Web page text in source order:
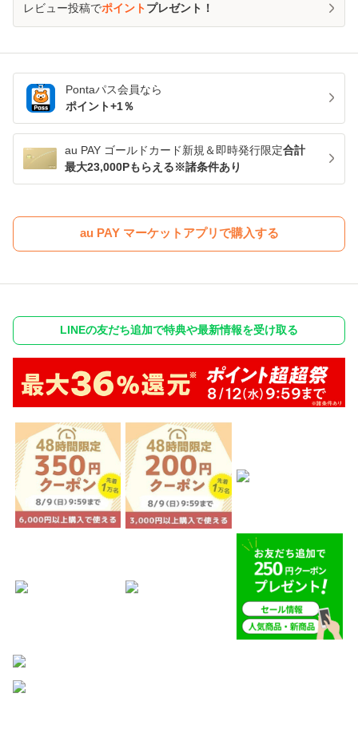
レビュー投稿でポイントプレゼント！
Pontaパス会員なら
ポイント+1％
au PAY ゴールドカード新規＆即時発行限定合計
最大23,000Pもらえる※諸条件あり
au PAY マーケットアプリで購入する
LINEの友だち追加で特典や最新情報を受け取る